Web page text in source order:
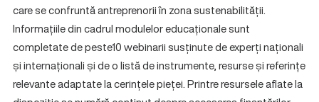
care se confruntă antreprenorii în zona sustenabilității.
Informațiile din cadrul modulelor educaționale sunt
completate de peste10 webinarii susținute de experți naționali
și internaționali și de o listă de instrumente, resurse și referințe
relevante adaptate la cerințele pieței. Printre resursele aflate la